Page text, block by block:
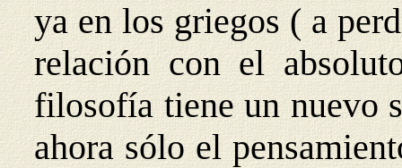
ya en los griegos ( a
relación con el
filosofía tiene un nuevo
ahora sólo el